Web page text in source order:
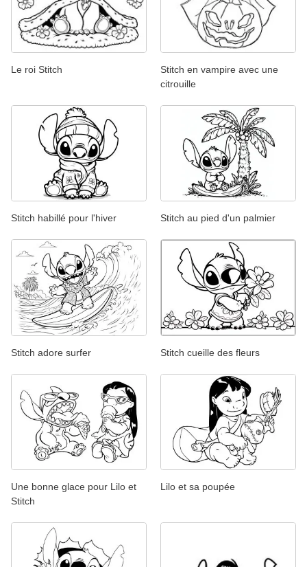
Le roi Stitch
Stitch en vampire avec une
citrouille
Stitch habillé pour l'hiver Stitch au pied d'un palmier
Stitch adore surfer Stitch cueille des fleurs
Une bonne glace pour Lilo et
Stitch
Lilo et sa poupée